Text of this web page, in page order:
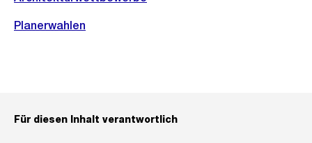
Planerwahlen
Für diesen Inhalt verantwortlich